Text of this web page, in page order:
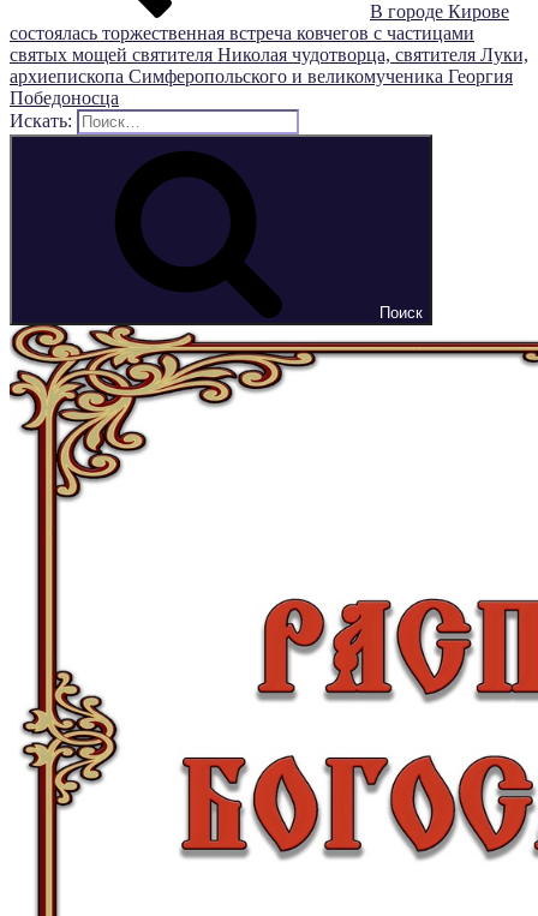
В городе Кирове
состоялась торжественная встреча ковчегов с частицами
святых мощей святителя Николая чудотворца, святителя Луки,
архиепископа Симферопольского и великомученика Георгия
Победоносца
Искать:
Поиск